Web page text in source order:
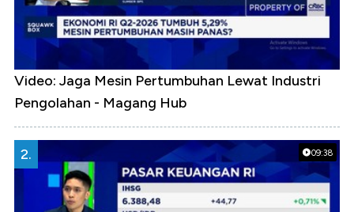
Video: Jaga Mesin Pertumbuhan Lewat Industri
Pengolahan - Magang Hub
09:38
2.